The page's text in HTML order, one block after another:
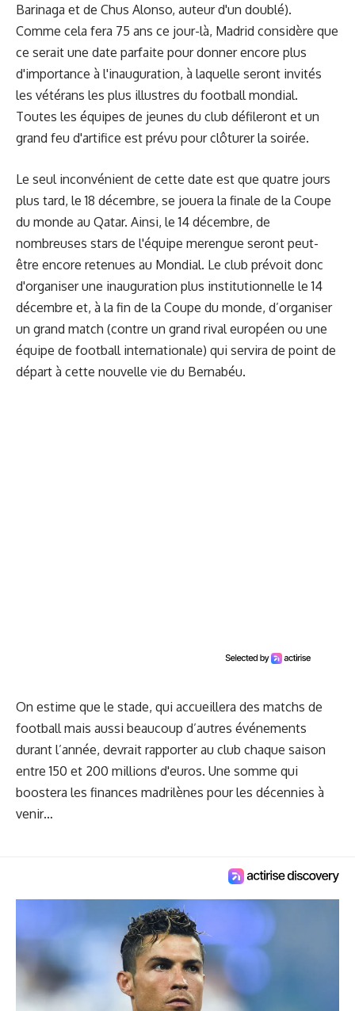
Barinaga et de Chus Alonso, auteur d'un doublé).
Comme cela fera 75 ans ce jour-là, Madrid considère que
ce serait une date parfaite pour donner encore plus
d'importance à l'inauguration, à laquelle seront invités
les vétérans les plus illustres du football mondial.
Toutes les équipes de jeunes du club défileront et un
grand feu d'artifice est prévu pour clôturer la soirée.
Le seul inconvénient de cette date est que quatre jours
plus tard, le 18 décembre, se jouera la finale de la Coupe
du monde au Qatar. Ainsi, le 14 décembre, de
nombreuses stars de l'équipe merengue seront peut-
être encore retenues au Mondial. Le club prévoit donc
d'organiser une inauguration plus institutionnelle le 14
décembre et, à la fin de la Coupe du monde, d’organiser
un grand match (contre un grand rival européen ou une
équipe de football internationale) qui servira de point de
départ à cette nouvelle vie du Bernabéu.
On estime que le stade, qui accueillera des matchs de
football mais aussi beaucoup d’autres événements
durant l’année, devrait rapporter au club chaque saison
entre 150 et 200 millions d'euros. Une somme qui
boostera les finances madrilènes pour les décennies à
venir…